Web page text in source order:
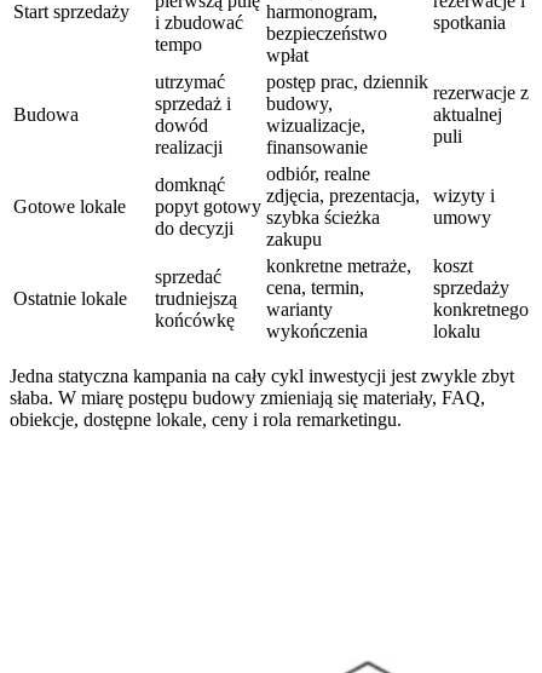
Start sprzedaży
i zbudować
tempo
harmonogram,
bezpieczeństwo
wpłat
spotkania
Budowa
utrzymać
sprzedaż i
dowód
realizacji
postęp prac, dziennik
budowy,
wizualizacje,
finansowanie
rezerwacje z
aktualnej
puli
Gotowe lokale
domknąć
popyt gotowy
do decyzji
odbiór, realne
zdjęcia, prezentacja,
szybka ścieżka
zakupu
wizyty i
umowy
Ostatnie lokale
sprzedać
trudniejszą
końcówkę
konkretne metraże,
cena, termin,
warianty
wykończenia
koszt
sprzedaży
konkretnego
lokalu
Jedna statyczna kampania na cały cykl inwestycji jest zwykle zbyt
słaba. W miarę postępu budowy zmieniają się materiały, FAQ,
obiekcje, dostępne lokale, ceny i rola remarketingu.